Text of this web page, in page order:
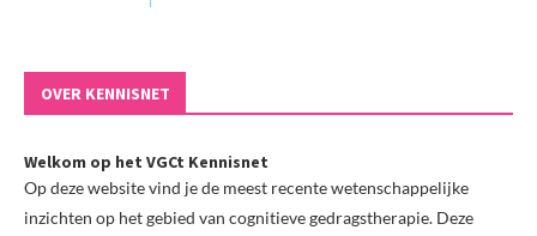
OVER KENNISNET
Welkom op het VGCt Kennisnet
Op deze website vind je de meest recente wetenschappelijke
inzichten op het gebied van cognitieve gedragstherapie. Deze